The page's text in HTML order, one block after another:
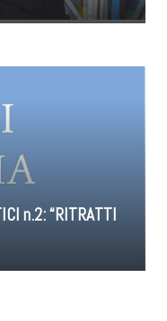
n.2: “RITRATTI